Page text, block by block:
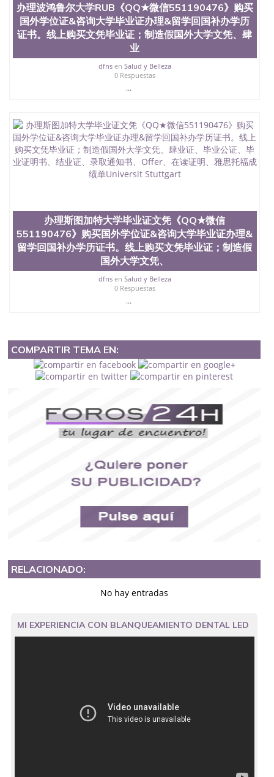
办理波鸿鲁尔大学RUB《QQ★微信551190476》购买
国外学位证&咨询大学毕业证办理&留学回国补办学历
证书。线上购买文凭毕业证；制造假国外大学文凭、肆
业
dfnsen Salud y Belleza
0 Respuestas
...
办理斯图加特大学毕业证文凭《QQ★微信
551190476》购买国外学位证&咨询大学毕业证办理&
留学回国补办学历证书。线上购买文凭毕业证；制造假
国外大学文凭、
dfnsen Salud y Belleza
0 Respuestas
...
COMPARTIR TEMA EN:
RELACIONADO:
No hay entradas
MI EXPERIENCIA CON BLANQUEAMIENTO DENTAL LED